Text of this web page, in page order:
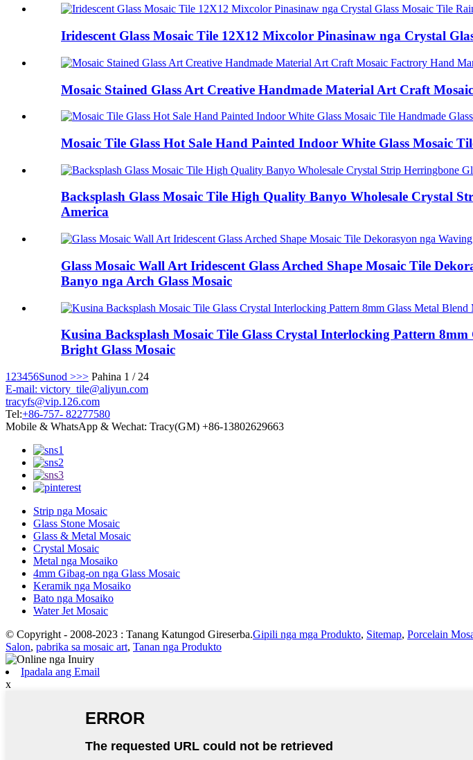
Iridescent Glass Mosaic Tile 12X12 Mixcolor Pinasinaw nga Crystal
Mosaic Stained Glass Art Creative Handmade Material Art Craft
Mosaic Tile Glass Hot Sale Hand Painted Indoor White Glass Mosaic
Backsplash Glass Mosaic Tile High Quality Banyo Wholesale Crystal
America
Glass Mosaic Wall Art Iridescent Glass Arched Shape Mosaic Tile
Banyo nga Arch Glass Mosaic
Kusina Backsplash Mosaic Tile Glass Crystal Interlocking Pattern
Bright Glass Mosaic
1 23456Sunod >>> Pahina 1 / 24
E-mail: victory_tile@aliyun.com
tracyfs@vip.126.com
Tel:+86-757- 82277580
Mobile & WhatsApp & Wechat: Tracy(GM) +86-13802629663
Strip nga Mosaic
Glass Stone Mosaic
Glass & Metal Mosaic
Crystal Mosaic
Metal nga Mosaiko
4mm Gibag-on nga Glass Mosaic
Keramik nga Mosaiko
Bato nga Mosaiko
Water Jet Mosaic
© Copyright - 2008-2023 : Tanang Katungod Gireserba.Gipili nga mga Produkto, Sitemap, Porcelain
Salon, pabrika sa mosaic art, Tanan nga Produkto
Ipadala ang Email
x